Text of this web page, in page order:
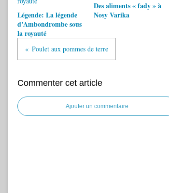
Légende: La légende
d’Ambondrombe sous
la royauté
Des aliments « fady » à
Nosy Varika
Poulet aux pommes de terre
Commenter cet article
Ajouter un commentaire